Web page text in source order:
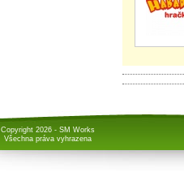
Copyright 2026 - SM Works
Všechna práva vyhrazena